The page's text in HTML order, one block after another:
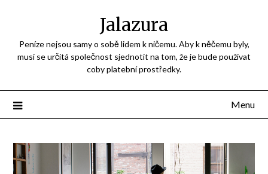
Jalazura
Peníze nejsou samy o sobě lidem k ničemu. Aby k něčemu byly,
musí se určitá společnost sjednotit na tom, že je bude používat
coby platební prostředky.
Menu